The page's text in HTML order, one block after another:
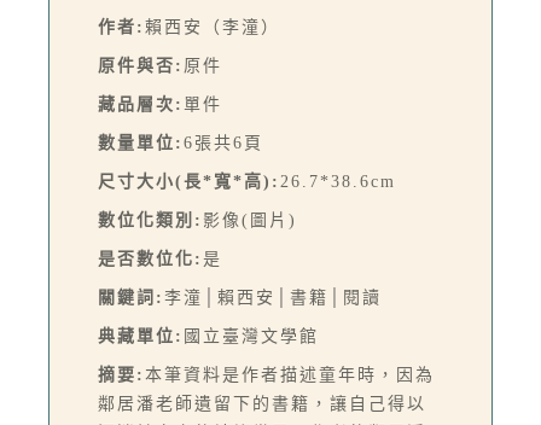
作者: 賴西安（李潼）
原件與否: 原件
藏品層次: 單件
數量單位: 6張共6頁
尺寸大小(長*寬*高): 26.7*38.6cm
數位化類別: 影像(圖片)
是否數位化: 是
關鍵詞: 李潼│賴西安│書籍│閱讀
典藏單位: 國立臺灣文學館
摘要: 本筆資料是作者描述童年時，因為
鄰居潘老師遺留下的書籍，讓自己得以